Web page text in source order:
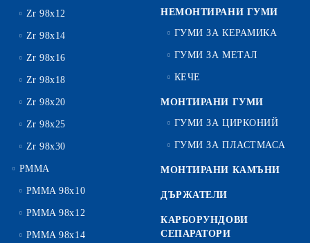
Zr 98x12
Zr 98x14
Zr 98x16
Zr 98x18
Zr 98x20
Zr 98x25
Zr 98x30
PMMA
PMMA 98x10
PMMA 98x12
PMMA 98x14
НЕМОНТИРАНИ ГУМИ
ГУМИ ЗА КЕРАМИКА
ГУМИ ЗА МЕТАЛ
КЕЧЕ
МОНТИРАНИ ГУМИ
ГУМИ ЗА ЦИРКОНИЙ
ГУМИ ЗА ПЛАСТМАСА
МОНТИРАНИ КАМЪНИ
ДЪРЖАТЕЛИ
КАРБОРУНДОВИ
СЕПАРАТОРИ